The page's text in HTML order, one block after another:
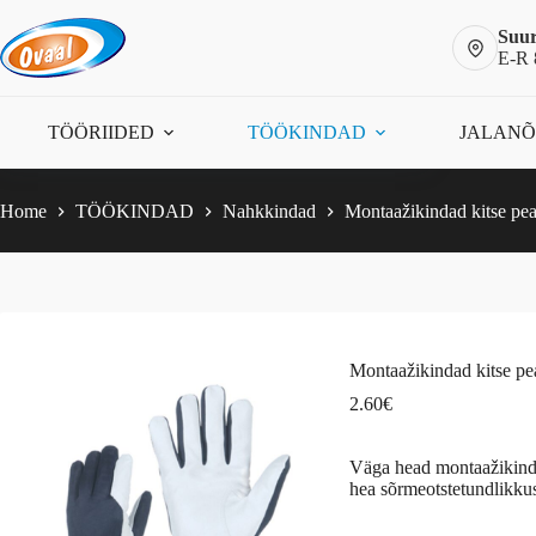
content
2.60€
product
has
variants.
options
the
product
E-R
TÖÖRIIDED TÖÖKINDAD
Home TÖÖKINDAD Nahkkindad Montaažikindad kitse
Montaažikindad kitse
2.60€
Väga head
hea